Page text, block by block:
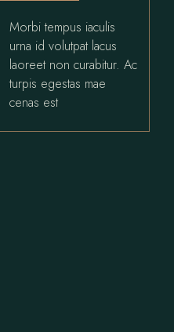
Morbi tempus iaculis
urna id volutpat lacus
laoreet non curabitur. Ac
turpis egestas mae
cenas est